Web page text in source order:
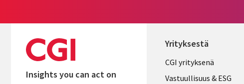
Insights you can act on
Yrityksestä
Useful
links
CGI yrityksenä
Vastuullisuus & ESG